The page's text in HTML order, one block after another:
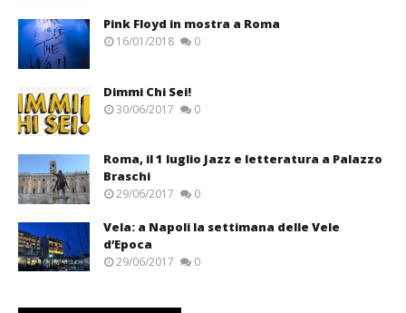
Pink Floyd in mostra a Roma
16/01/2018 0
Dimmi Chi Sei!
30/06/2017 0
Roma, il 1 luglio Jazz e letteratura a Palazzo
Braschi
29/06/2017 0
Vela: a Napoli la settimana delle Vele
d’Epoca
29/06/2017 0